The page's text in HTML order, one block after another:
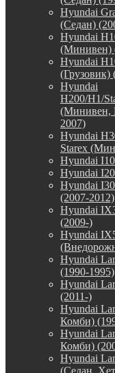
Hyundai
(Седан)
Hyundai
(Минивен)
Hyundai
(Грузовик)
Hyundai
H200/H1/
(Минивен,
2007)
Hyundai
Starex
Hyundai
Hyundai
Hyundai
(2007-2012)
Hyundai
(2009-)
Hyundai
Hyundai
(1990-1995)
Hyundai
(2011-)
Hyundai
Комби)
Hyundai
Комби)
Hyundai
(Седан,